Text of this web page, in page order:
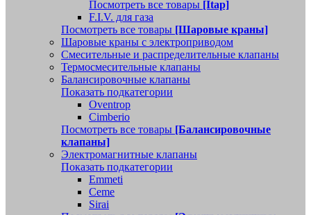
Посмотреть все товары [Itap]
F.I.V. для газа
Посмотреть все товары [Шаровые краны]
Шаровые краны с электроприводом
Смесительные и распределительные клапаны
Термосмесительные клапаны
Балансировочные клапаны
Показать подкатегории
Oventrop
Cimberio
Посмотреть все товары [Балансировочные
клапаны]
Электромагнитные клапаны
Показать подкатегории
Emmeti
Ceme
Sirai